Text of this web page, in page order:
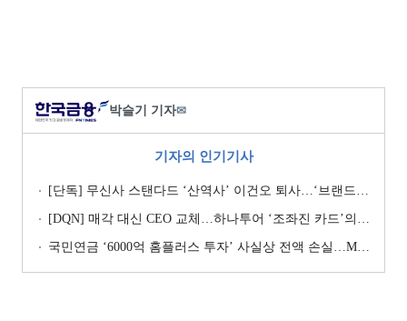
박슬기 기자✉
기자의 인기기사
[단독] 무신사 스탠다드 ‘산역사’ 이건오 퇴사…‘브랜드 정체성’ 전환점 맞나
[DQN] 매각 대신 CEO 교체…하나투어 ‘조좌진 카드’의 속내 [Z-스코어 기업가치 바로보기]
국민연금 ‘6000억 홈플러스 투자’ 사실상 전액 손실…MBK 책임론 재점화